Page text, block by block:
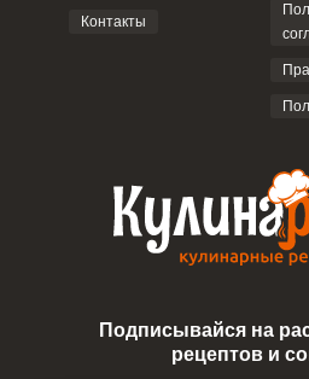
Контакты
Подписывайся на
рецептов и